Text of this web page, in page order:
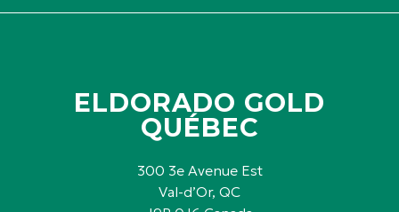
ELDORADO GOLD
QUÉBEC
300 3e Avenue Est
Val-d’Or, QC